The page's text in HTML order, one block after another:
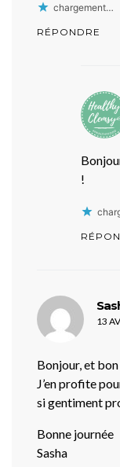
chargement…
RÉPONDRE
!
13
Bonjour, et
J’en profite
si gentiment
Bonne journée
Sasha